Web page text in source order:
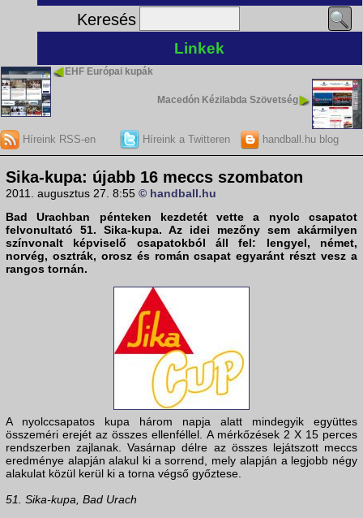
Keresés
Linkek
EHF Európai kupák
Macedón Kézilabda Szövetség
Híreink RSS-en Híreink a Twitteren handball.hu blog
Sika-kupa: újabb 16 meccs szombaton
2011. augusztus 27. 8:55 © handball.hu
Bad Urachban pénteken kezdetét vette a nyolc csapatot
felvonultató 51. Sika-kupa. Az idei mezőny sem akármilyen
színvonalt képviselő csapatokból áll fel: lengyel, német,
norvég, osztrák, orosz és román csapat egyaránt részt vesz a
rangos tornán.
A nyolccsapatos kupa három napja alatt mindegyik együttes
összeméri erejét az összes ellenféllel. A mérkőzések 2 X 15 perces
rendszerben zajlanak. Vasárnap délre az összes lejátszott meccs
eredménye alapján alakul ki a sorrend, mely alapján a legjobb négy
alakulat közül kerül ki a torna végső győztese.
51. Sika-kupa, Bad Urach